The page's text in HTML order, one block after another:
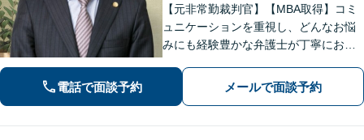
【元非常勤裁判官】【MBA取得】コミ
ュニケーションを重視し、どんなお悩
みにも経験豊かな弁護士が丁寧にお応
定規的ではなく、法律を用いて人間の
「感情」を、いかに解決に導くかを大
電話で面談予約 メールで面談予約